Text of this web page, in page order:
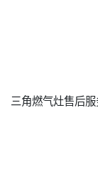
三角燃气灶售后服